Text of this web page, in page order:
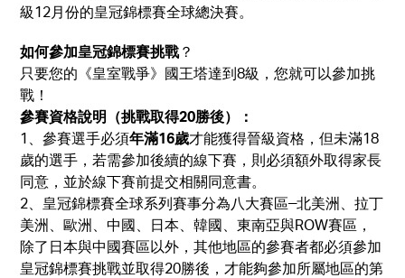
級12月份的皇冠錦標賽全球總決賽。
如何參加皇冠錦標賽挑戰？
只要您的《皇室戰爭》國王塔達到8級，您就可以參加挑
戰！
參賽資格說明（挑戰取得20勝後）：
1、參賽選手必須年滿16歲才能獲得晉級資格，但未滿18
歲的選手，若需參加後續的線下賽，則必須額外取得家長
同意，並於線下賽前提交相關同意書。
2、皇冠錦標賽全球系列賽事分為八大賽區─北美洲、拉丁
美洲、歐洲、中國、日本、韓國、東南亞與ROW賽區，
除了日本與中國賽區以外，其他地區的參賽者都必須參加
皇冠錦標賽挑戰並取得20勝後，才能夠參加所屬地區的第